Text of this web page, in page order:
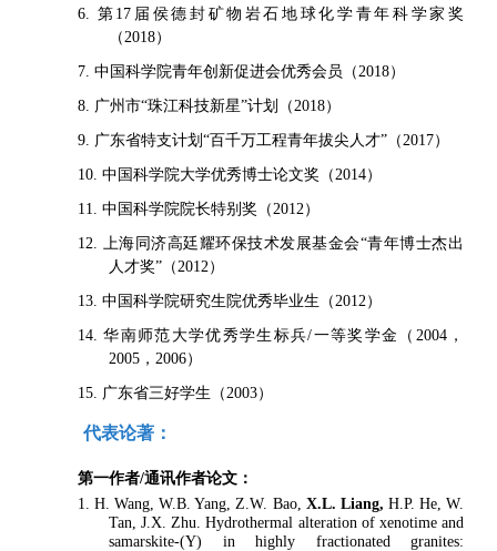
6. 第17届侯德封矿物岩石地球化学青年科学家奖
（2018）
7. 中国科学院青年创新促进会优秀会员（2018）
8. 广州市“珠江科技新星”计划（2018）
9. 广东省特支计划“百千万工程青年拔尖人才”（2017）
10. 中国科学院大学优秀博士论文奖（2014）
11. 中国科学院院长特别奖（2012）
12. 上海同济高廷耀环保技术发展基金会“青年博士杰出
人才奖”（2012）
13. 中国科学院研究生院优秀毕业生（2012）
14. 华南师范大学优秀学生标兵/一等奖学金（2004，
2005，2006）
15. 广东省三好学生（2003）
代表论著：
第一作者/通讯作者论文：
1. H. Wang, W.B. Yang, Z.W. Bao, X.L. Liang, H.P. He, W.
Tan, J.X. Zhu. Hydrothermal alteration of xenotime and
samarskite-(Y) in highly fractionated granites: